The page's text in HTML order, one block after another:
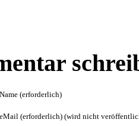
Name (erforderlich)
eMail (erforderlich) (wird nicht